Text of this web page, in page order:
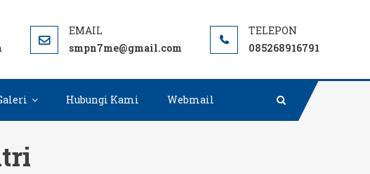
SMP Negeri terbaik rujukan di Muara Enim.
smpn7me@gmail.com 085268916791
Hubungi Kami Webmail